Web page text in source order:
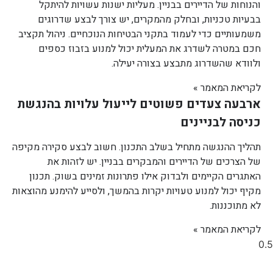
והנוחות של הדיירים בבניין. מעליות ישנות עשויות להיתקל
בבעיות טכניות, ובחלק מהמקרים, יש צורך לבצע שדרוגים
משמעותיים כדי לעמוד בתקני הבטיחות הנוכחיים. ניהול תקציב
חכם במטרה לשדרג את המעלית יכול למנוע בזבוז כספים
ולוודא שהשדרוג מתבצע בצורה יעילה.
לקריאת המאמר »
ארבעה צעדים פשוטים לייעול עלויות בהנגשת
כניסה לבניינים
תהליך ההנגשה מתחיל בשלב התכנון. חשוב לבצע סקירה מקיפה
של הצרכים של הדיירים והמבקרים בבניין. יש לזהות את
האתגרים הקיימים ולבדוק אילו פתרונות זמינים בשוק. תכנון
מקיף יכול למנוע טעויות יקרות בהמשך, ולסייע להימנע מהוצאות
לא מתוכננות.
לקריאת המאמר »